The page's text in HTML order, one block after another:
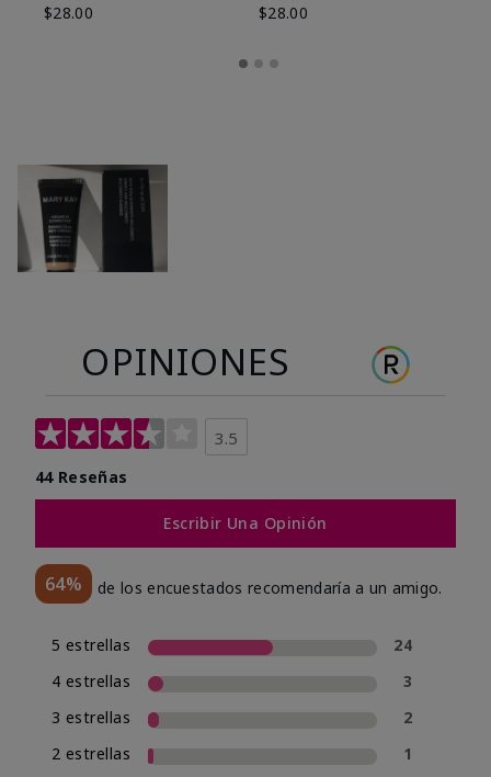
$28.00
$28.00
OPINIONES
3.5
44 Reseñas
Escribir Una Opinión
64% de los encuestados recomendaría a un amigo.
5 estrellas
24
4 estrellas
3
3 estrellas
2
2 estrellas
1